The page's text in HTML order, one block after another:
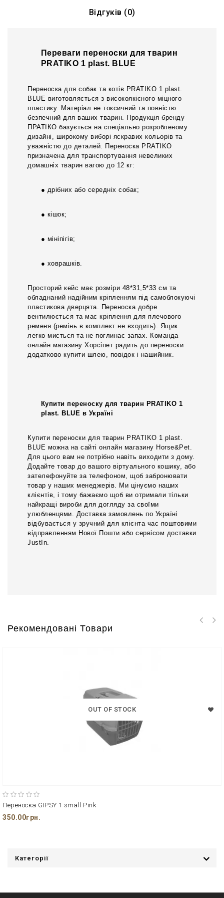
Відгуків (0)
Переваги переноски для тварин
PRATIKO 1 plast. BLUE
Переноска для собак та котів PRATIKO 1 plast.
BLUE виготовляється з високоякісного міцного
пластику. Матеріал не токсичний та повністю
безпечний для ваших тварин. Продукція бренду
ПРАТІКО базується на спеціально розробленому
дизайні, широкому виборі яскравих кольорів та
уважністю до деталей. Переноска PRATIKO
призначена для транспортування невеликих
домашніх тварин вагою до 12 кг:
● дрібних або середніх собак;
● кішок;
● мініпігів;
● ховрашків.
Просторий кейс має розміри 48*31,5*33 см та
обладнаний надійним кріпленням під самоблокуючі
пластикова дверцята. Переноска добре
вентилюється та має кріплення для плечового
ременя (ремінь в комплект не входить). Ящик
легко миється та не поглинає запах. Команда
онлайн магазину Хорсіпет радить до переноски
додатково купити шлею, повідок і нашийник.
Купити переноску для тварин PRATIKO 1
plast. BLUE в Україні
Купити переноски для тварин PRATIKO 1 plast.
BLUE можна на сайті онлайн магазину Horse&Pet.
Для цього вам не потрібно навіть виходити з дому.
Додайте товар до вашого віртуального кошику, або
зателефонуйте за телефоном, щоб забронювати
товар у наших менеджерів. Ми цінуємо наших
клієнтів, і тому бажаємо щоб ви отримали тільки
найкращі вироби для догляду за своїми
улюбленцями. Доставка замовлень по Україні
відбувається у зручний для клієнта час поштовими
відправленням Нової Пошти або сервісом доставки
JustIn.
Рекомендовані Товари
OUT OF STOCK
Переноска GIPSY 1 small Pink
350.00грн.
Категорії